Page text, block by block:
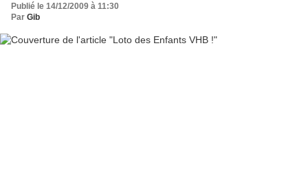
Publié le 14/12/2009 à 11:30
Par Gib